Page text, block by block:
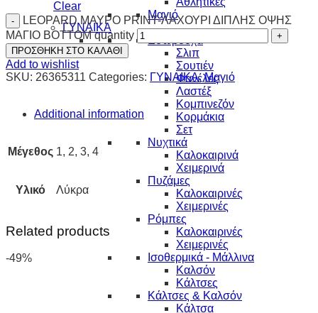
Μαγιό
ΓΥΝΑΙΚΑ
Εσώρουχα
Σλιπ
Σουτιέν
Φανέλες
Λαστέξ
Κομπινεζόν
Κορμάκια
Σετ
Νυχτικά
Καλοκαιρινά
Χειμερινά
Πυζάμες
Καλοκαιρινές
Χειμερινές
Ρόμπες
Καλοκαιρινές
Χειμερινές
Ισοθερμικά - Μάλλινα
Καλσόν
Κάλτσες
Κάλτσες & Καλσόν
Κάλτσα
Clear
LEOPARD ΜΑΥΡΟ PRINT-ΛΑΧΟΥΡΙ ΔΙΠΛΗΣ ΟΨΗΣ
ΜΑΓΙΟ ΒΟΤΤΟΜ quantity
ΠΡΟΣΘΗΚΗ ΣΤΟ ΚΑΛΑΘΙ
Add to wishlist
SKU: 26365311 Categories: ΓΥΝΑΙΚΑ,Μαγιό
Additional information
Μέγεθος 1, 2, 3, 4
Υλικό Λύκρα
Related products
-49%